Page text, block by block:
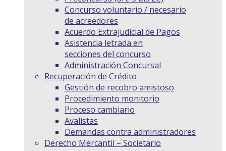
Concurso voluntario / necesario
de acreedores
Acuerdo Extrajudicial de Pagos
Asistencia letrada en
secciones del concurso
Administración Concursal
Recuperación de Crédito
Gestión de recobro amistoso
Procedimiento monitorio
Proceso cambiario
Avalistas
Demandas contra administradores
Derecho Mercantil – Societario